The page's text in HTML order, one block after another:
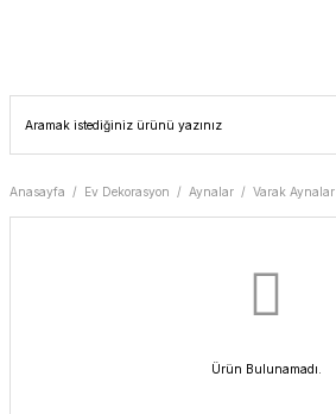
Anasayfa Ev Dekorasyon Aynalar Varak Aynalar
Ürün Bulunamadı.